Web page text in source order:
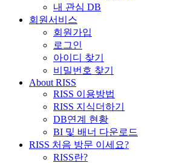
내 관심 DB
회원서비스
회원가입
로그인
아이디 찾기
비밀번호 찾기
About RISS
RISS 이용방법
RISS 지식더하기
DB연계 현황
BI 및 배너 다운로드
RISS 처음 방문 이세요?
RISS란?